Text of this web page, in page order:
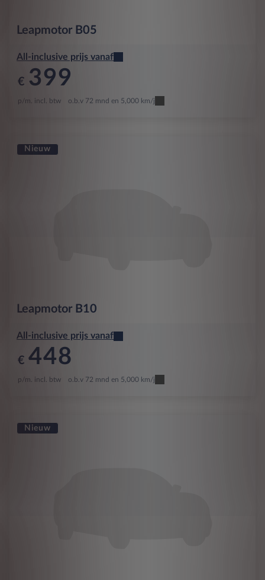
Leapmotor B05
All-inclusive prijs vanaf
€ 399
p/m. incl. btw o.b.v 72 mnd en 5,000 km/j
Nieuw
Leapmotor B10
All-inclusive prijs vanaf
€ 448
p/m. incl. btw o.b.v 72 mnd en 5,000 km/j
Nieuw